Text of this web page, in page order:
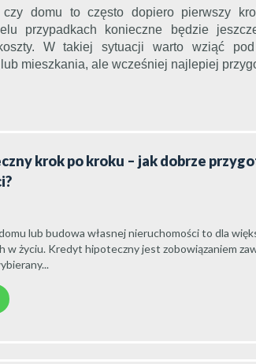
domu to często dopiero pierwszy
przypadkach konieczne będzie
W takiej sytuacji warto wziąć
mieszkania, ale wcześniej najlepiej
krok po kroku – jak dobrze
lub budowa własnej nieruchomości to dla
w życiu. Kredyt hipoteczny jest zobowiązaniem